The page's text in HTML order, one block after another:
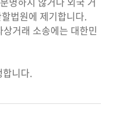
법원에 제기합니다.
거래 소송에는 대한민
니다.